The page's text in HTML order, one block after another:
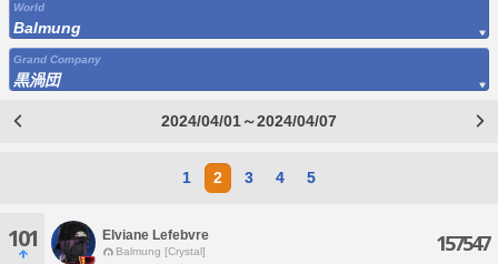
World
Balmung
Grand Company
黒渦団
2024/04/01～2024/04/07
1 2 3 4 5
101 Elviane Lefebvre
Balmung [Crystal] 157547